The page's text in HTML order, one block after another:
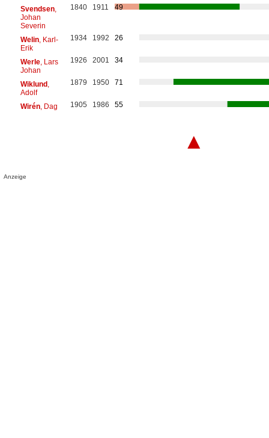
Svendsen,
Johan
Severin
1840 1911 49
Welin, Karl-
Erik
1934 1992 26
Werle, Lars
Johan
1926 2001 34
Wiklund,
Adolf
1879 1950 71
Wirén, Dag 1905 1986 55
▲
Anzeige